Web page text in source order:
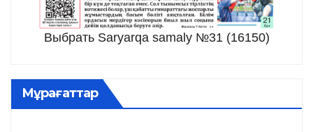
Выбрать Saryarqa samaly №31 (16150)
Мұрағаттар